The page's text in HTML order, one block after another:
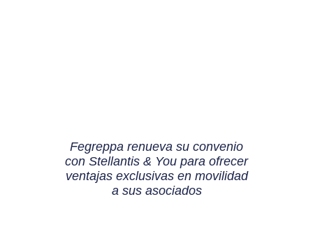
Fegreppa renueva su convenio
con Stellantis & You para ofrecer
ventajas exclusivas en movilidad
a sus asociados